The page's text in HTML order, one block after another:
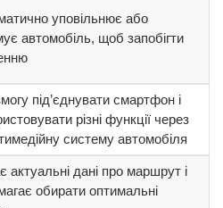
уповільнює або
автомобіль, щоб запобігти
під’єднувати смартфон і
різні функції через
систему автомобіля
актуальні дані про маршрут і
обирати оптимальні